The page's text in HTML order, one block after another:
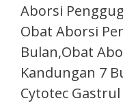
Aborsi
Obat Aborsi
Bulan,Obat
Kandungan 7
Cytotec